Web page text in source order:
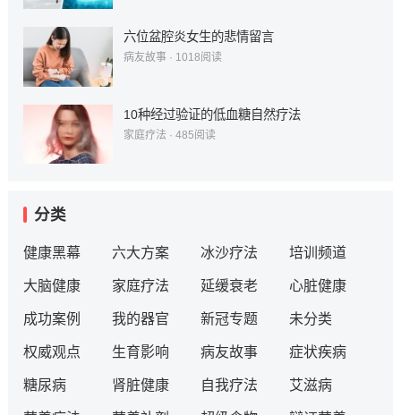
六位盆腔炎女生的悲情留言
病友故事· 1018阅读
10种经过验证的低血糖自然疗法
家庭疗法 · 485阅读
分类
健康黑幕 六大方案 冰沙疗法 培训频道
大脑健康 家庭疗法 延缓衰老 心脏健康
成功案例 我的器官 新冠专题 未分类
权威观点 生育影响 病友故事 症状疾病
糖尿病 肾脏健康 自我疗法 艾滋病